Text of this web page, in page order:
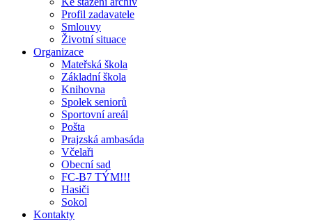
Profil zadavatele
Smlouvy
Životní situace
Organizace
Mateřská škola
Základní škola
Knihovna
Spolek seniorů
Sportovní areál
Pošta
Prajzská ambasáda
Včelaři
Obecní sad
FC-B7 TÝM!!!
Hasiči
Sokol
Kontakty